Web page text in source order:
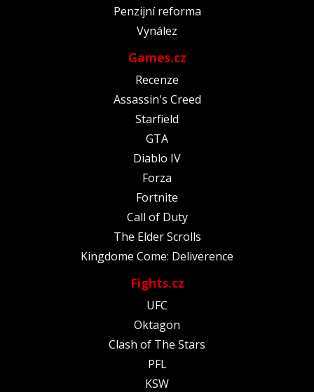
Penzijní reforma
Vynález
Games.cz
Recenze
Assassin's Creed
Starfield
GTA
Diablo IV
Forza
Fortnite
Call of Duty
The Elder Scrolls
Kingdome Come: Deliverence
Fights.cz
UFC
Oktagon
Clash of The Stars
PFL
KSW